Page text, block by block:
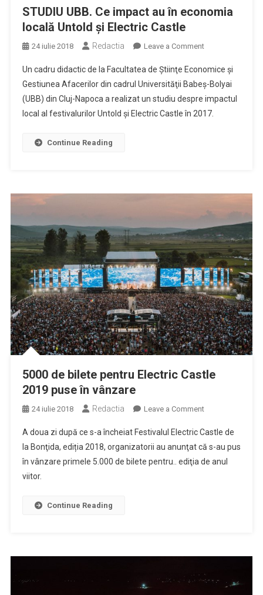
STUDIU UBB. Ce impact au în economia
locală Untold și Electric Castle
24 iulie 2018 Redactia Leave a Commenton
UBB.
Ce
impact
au
Electric
Un cadru didactic de la Facultatea de Ştiinţe Economice şi
Gestiunea Afacerilor din cadrul Universităţii Babeş-Bolyai
(UBB) din Cluj-Napoca a realizat un studiu despre impactul
local al festivalurilor Untold şi Electric Castle în 2017.
Continue Reading
5000 de bilete pentru Electric Castle
2019 puse în vânzare
24 iulie 2018 Redactia Leave a Commenton
de
bilete
pentru
A doua zi după ce s-a încheiat Festivalul Electric Castle de
la Bonţida, ediția 2018, organizatorii au anunţat că s-au pus
în vânzare primele 5.000 de bilete pentru.. ediţia de anul
viitor.
Continue Reading